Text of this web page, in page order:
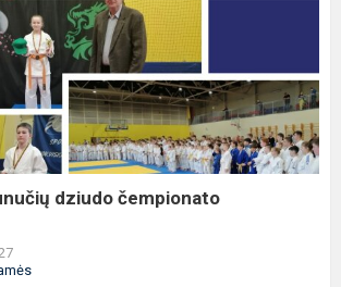
dziudo čempionato